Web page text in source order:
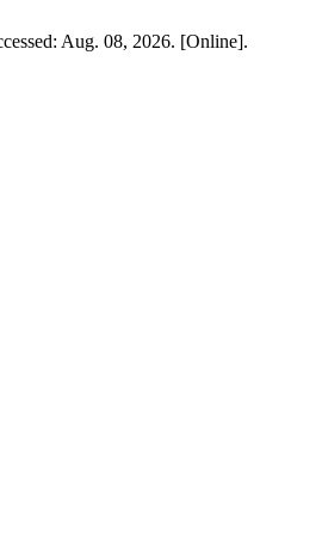
Aug. 08, 2026. [Online].